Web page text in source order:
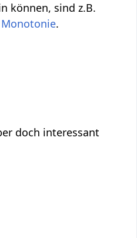
doch interessant sein können, sind z.B.
Monotonie.